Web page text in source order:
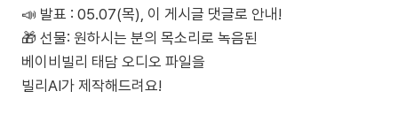
📣 발표 : 05.07(목), 이 게시글 댓글로 안내!
🎁 선물: 원하시는 분의 목소리로 녹음된
베이비빌리 태담 오디오 파일을
빌리AI가 제작해드려요!